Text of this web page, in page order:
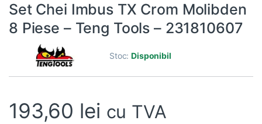
Set Chei Imbus TX Crom Molibden
8 Piese – Teng Tools – 231810607
Stoc:Disponibil
193,60 lei cu TVA